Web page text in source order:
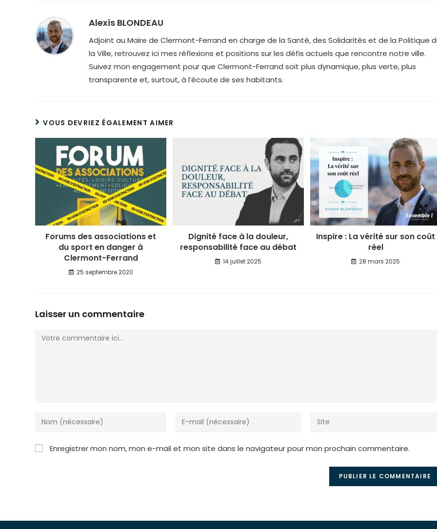
Alexis BLONDEAU
Adjoint au Maire de Clermont-Ferrand en charge de la Santé, des Solidarités et de la Politique
la Ville, retrouvez ici mes réflexions et positions sur les défis actuels que rencontre notre ville.
Suivez mon engagement pour que Clermont-Ferrand soit plus dynamique, plus verte, plus
transparente et, surtout, à l’écoute de ses habitants.
VOUS DEVRIEZ ÉGALEMENT AIMER
Forums des associations et
du sport en danger à
Clermont-Ferrand
25 septembre 2020
Dignité face à la douleur,
responsabilité face au débat
14 juillet 2025
Inspire : La vérité sur son coût
réel
28 mars 2025
Laisser un commentaire
Comment
Enter
name
or
Enter
address
Saisir
votre
(facultatif)
Enregistrer mon nom, mon e-mail et mon site dans le navigateur pour mon prochain commentaire.